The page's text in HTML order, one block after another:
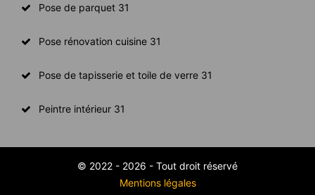
Pose de parquet 31
Pose rénovation cuisine 31
Pose de tapisserie et toile de verre 31
Peintre intérieur 31
© 2022 - 2026 - Tout droit réservé
Mentions légales